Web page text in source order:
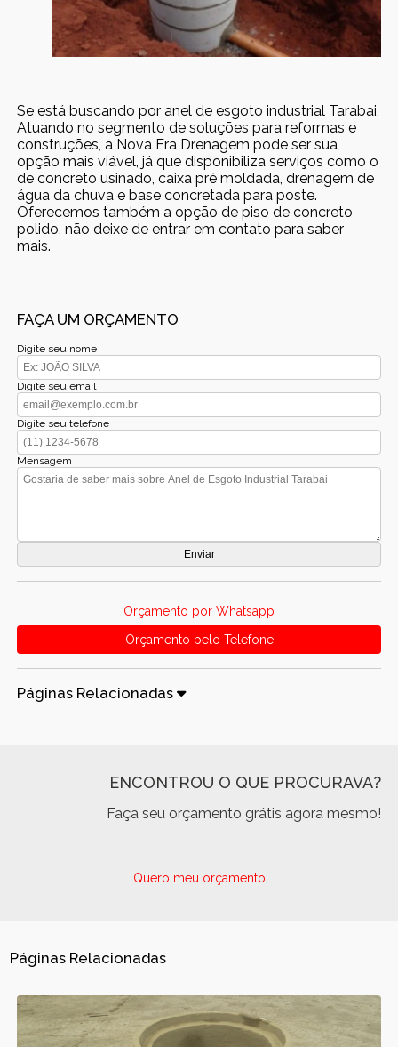
Se está buscando por anel de esgoto industrial Tarabai,
Atuando no segmento de soluções para reformas e
construções, a Nova Era Drenagem pode ser sua
opção mais viável, já que disponibiliza serviços como o
de concreto usinado, caixa pré moldada, drenagem de
água da chuva e base concretada para poste.
Oferecemos também a opção de piso de concreto
polido, não deixe de entrar em contato para saber
mais.
FAÇA UM ORÇAMENTO
Digite seu nome
Digite seu email
Digite seu telefone
Mensagem
Orçamento por Whatsapp
Orçamento pelo Telefone
Páginas Relacionadas
ENCONTROU O QUE PROCURAVA?
Faça seu orçamento grátis agora mesmo!
Quero meu orçamento
Páginas Relacionadas